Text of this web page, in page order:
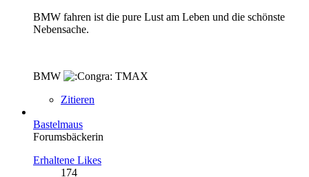
BMW fahren ist die pure Lust am Leben und die schönste
Nebensache.
BMW
TMAX
Zitieren
Bastelmaus
Forumsbäckerin
Erhaltene Likes
174